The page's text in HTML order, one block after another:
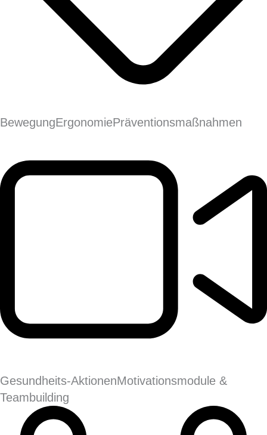
BewegungErgonomiePräventions­maßnahmen
Gesundheits-AktionenMotivationsmodule &
Teambuilding